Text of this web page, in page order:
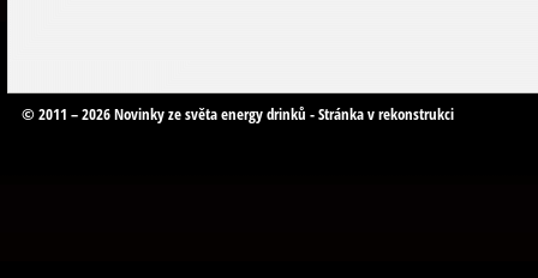
© 2011 – 2026 Novinky ze světa energy drinků - Stránka v rekonstrukci